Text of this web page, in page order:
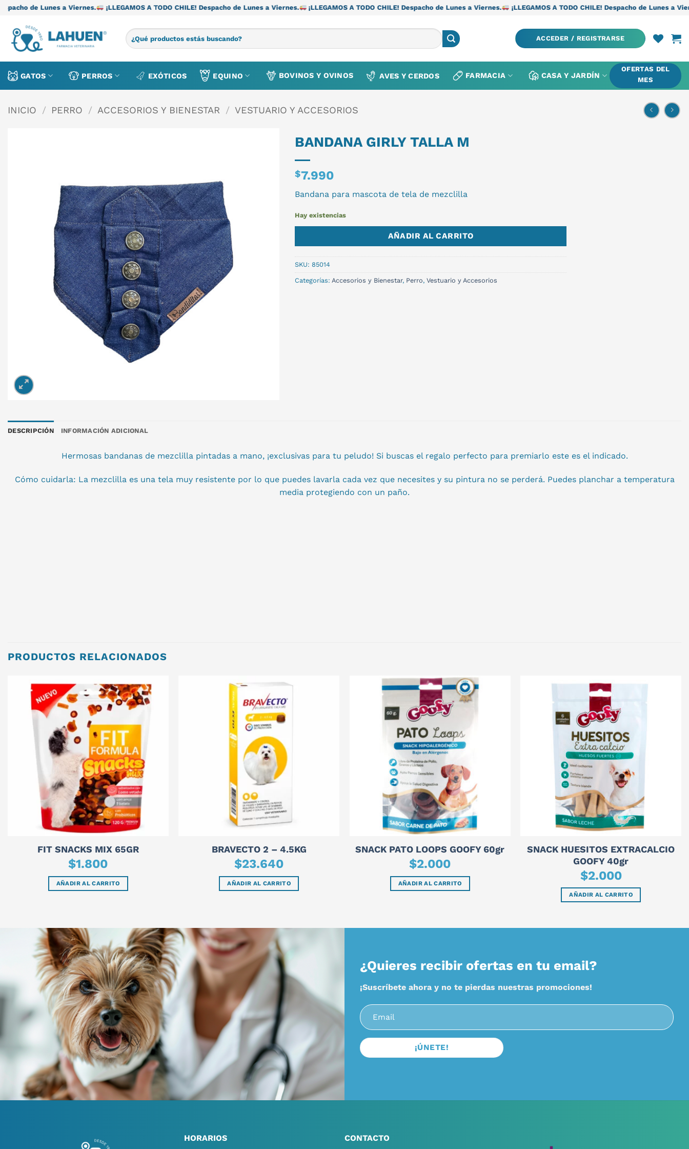
Saltar
contenido
a Viernes. ¡LLEGAMOS A TODO CHILE! Despacho de Lunes a Viernes. ¡LLEGAMOS A TODO CHILE! Despacho de Lunes a Viernes. ¡LLEGAMOS A TODO CHILE! Despacho de Lunes a Viernes.
Buscar
por:
ACCEDER / REGISTRARSE
GATOS PERROS EXÓTICOS EQUINO BOVINOS Y OVINOS AVES Y CERDOS FARMACIA CASA Y JARDÍN
OFERTAS DEL
MES
INICIO / PERRO / ACCESORIOS Y BIENESTAR / VESTUARIO Y ACCESORIOS
BANDANA GIRLY TALLA M
$7.990
Bandana para mascota de tela de mezclilla
Hay existencias
AÑADIR AL CARRITO
SKU: 85014
Categorías: Accesorios y Bienestar, Perro, Vestuario y Accesorios
DESCRIPCIÓN INFORMACIÓN ADICIONAL
Hermosas bandanas de mezclilla pintadas a mano, ¡exclusivas para tu peludo! Si buscas el regalo perfecto para premiarlo este es el indicado.
Cómo cuidarla: La mezclilla es una tela muy resistente por lo que puedes lavarla cada vez que necesites y su pintura no se perderá. Puedes planchar a temperatura
media protegiendo con un paño.
PRODUCTOS RELACIONADOS
FIT SNACKS MIX 65GR
$1.800
AÑADIR AL CARRITO
BRAVECTO 2 – 4.5KG
$23.640
AÑADIR AL CARRITO
SNACK PATO LOOPS GOOFY 60gr
$2.000
AÑADIR AL CARRITO
SNACK HUESITOS EXTRACALCIO
GOOFY 40gr
$2.000
AÑADIR AL CARRITO
¿Quieres recibir ofertas en tu email?
¡Suscríbete ahora y no te pierdas nuestras promociones!
HORARIOS CONTACTO